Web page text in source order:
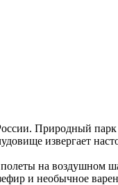
Природный
извергает
на воздушном
и необычное